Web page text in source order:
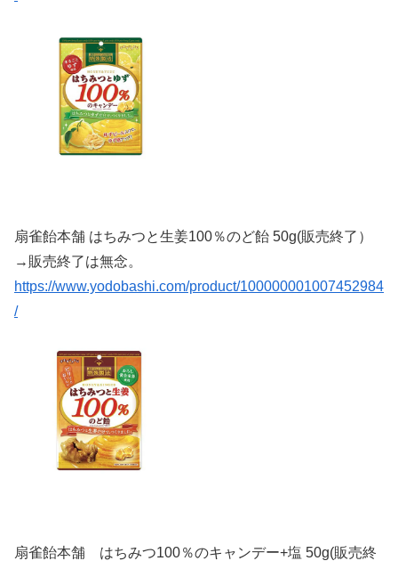
扇雀飴本舗 はちみつと生姜100％のど飴 50g(販売終了）
→販売終了は無念。
https://www.yodobashi.com/product/100000001007452984
/
扇雀飴本舗 はちみつ100％のキャンデー+塩 50g(販売終